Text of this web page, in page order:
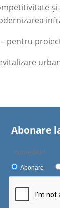
– pentru
Abonare
Abonare